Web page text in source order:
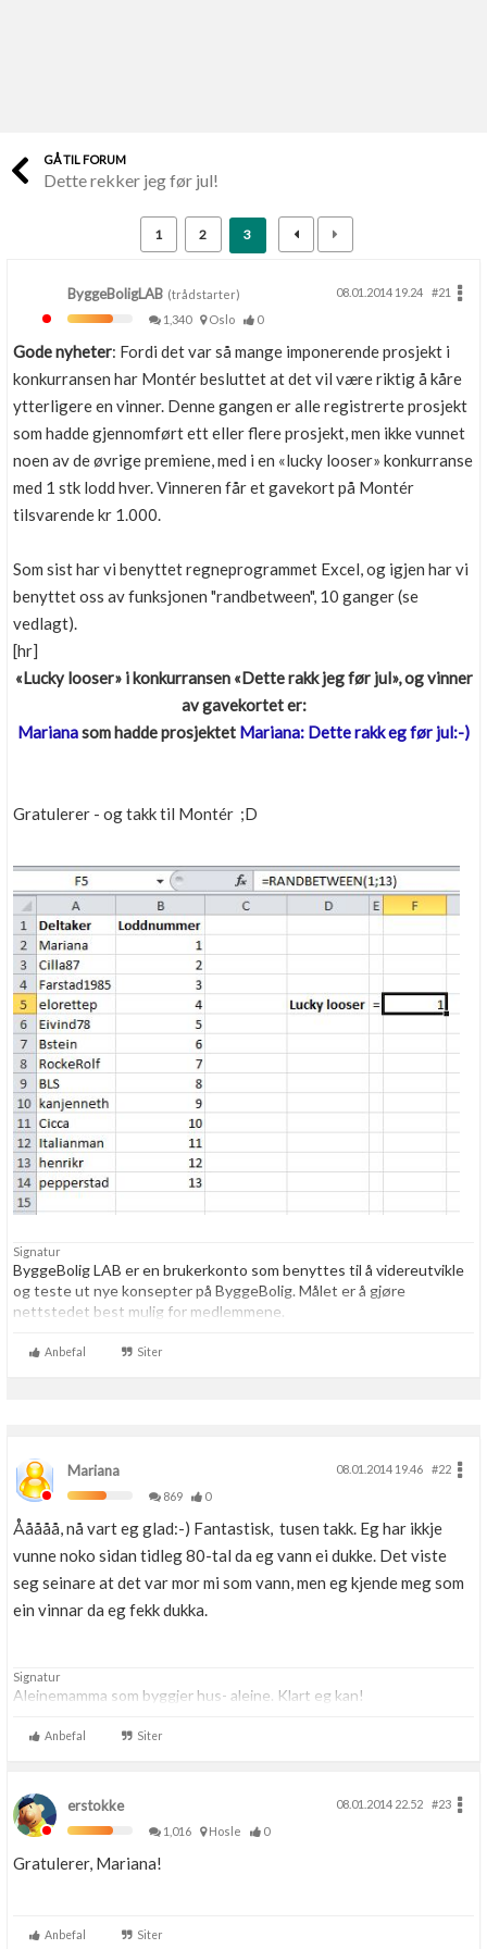
Finn håndverkere
Skaff dokumentasjon som mangler
Kundeservice
Få svar på det du lurer på
Kom i gang med Boligmappa
Se din bolig? Klikk her
Boligmappa+
GÅ TIL FORUM
Dette rekker jeg før jul!
1 2 3
ByggeBoligLAB (trådstarter) 08.01.2014 19.24
#21
1,340
Oslo 0
Gode nyheter: Fordi det var så mange imponerende prosjekt i
konkurransen har Montér besluttet at det vil være riktig å kåre
ytterligere en vinner. Denne gangen er alle registrerte prosjekt
som hadde gjennomført ett eller flere prosjekt, men ikke vunnet
noen av de øvrige premiene, med i en «lucky looser» konkurranse
med 1 stk lodd hver. Vinneren får et gavekort på Montér
tilsvarende kr 1.000.
Som sist har vi benyttet regneprogrammet Excel, og igjen har vi
benyttet oss av funksjonen "randbetween", 10 ganger (se
vedlagt).
[hr]
«Lucky looser» i konkurransen «Dette rakk jeg før jul», og vinner
av gavekortet er:
Marianasom hadde prosjektet Mariana: Dette rakk eg før jul:-)
Gratulerer - og takk til Montér ;D
Signatur
ByggeBolig LAB er en brukerkonto som benyttes til å videreutvikle
og teste ut nye konsepter på ByggeBolig. Målet er å gjøre
nettstedet best mulig for medlemmene.
Anbefal Siter
Mariana 08.01.2014 19.46
#22
869
0
Ååååå, nå vart eg glad:-) Fantastisk, tusen takk. Eg har ikkje
vunne noko sidan tidleg 80-tal da eg vann ei dukke. Det viste
seg seinare at det var mor mi som vann, men eg kjende meg som
ein vinnar da eg fekk dukka.
Signatur
Aleinemamma som byggjer hus- aleine. Klart eg kan!
Anbefal Siter
erstokke 08.01.2014 22.52
#23
1,016
Hosle 0
Gratulerer, Mariana!
Anbefal Siter